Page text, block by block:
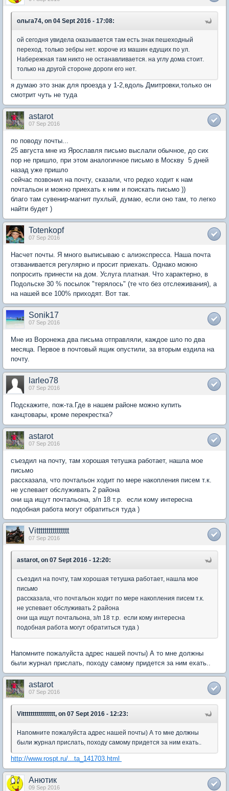
ольга74, on 04 Sept 2016 - 17:08:
ой сегодня увидела оказывается там есть знак пешеходный
переход. только зебры нет. короче из машин едущих по ул.
Набережная там никто не останавливается. на углу дома стоит.
только на другой стороне дороги его нет.
я думаю это знак для проезда у 1-2,вдоль Дмитровки,только он
смотрит чуть не туда
astarot
07 Sep 2016
по поводу почты...
25 августа мне из Ярославля письмо выслали обычное, до сих
пор не пришло, при этом аналогичное письмо в Москву 5 дней
назад уже пришло
сейчас позвонил на почту, сказали, что редко ходит к нам
почтальон и можно приехать к ним и поискать письмо ))
благо там сувенир-магнит пухлый, думаю, если оно там, то легко
найти будет )
Totenkopf
07 Sep 2016
Насчет почты. Я много выписываю с алиэкспресса. Наша почта
отзванивается регулярно и просит приехать. Однако можно
попросить принести на дом. Услуга платная. Что характерно, в
Подольске 30 % посылок "терялось" (те что без отслеживания), а
на нашей все 100% приходят. Вот так.
Sonik17
07 Sep 2016
Мне из Воронежа два письма отправляли, каждое шло по два
месяца. Первое в почтовый ящик опустили, за вторым ездила на
почту.
larleo78
07 Sep 2016
Подскажите, пож-та.Где в нашем районе можно купить
канцтовары, кроме перекрестка?
astarot
07 Sep 2016
съездил на почту, там хорошая тетушка работает, нашла мое
письмо
рассказала, что почтальон ходит по мере накопления писем т.к.
не успевает обслуживать 2 района
они ща ищут почтальона, з/п 18 т.р. если кому интересна
подобная работа могут обратиться туда )
Vitttttttttttttttt
07 Sep 2016
astarot, on 07 Sept 2016 - 12:20:
съездил на почту, там хорошая тетушка работает, нашла мое
письмо
рассказала, что почтальон ходит по мере накопления писем т.к.
не успевает обслуживать 2 района
они ща ищут почтальона, з/п 18 т.р. если кому интересна
подобная работа могут обратиться туда )
Напомните пожалуйста адрес нашей почты) А то мне должны
были журнал прислать, походу самому придется за ним ехать..
astarot
07 Sep 2016
Vitttttttttttttttt, on 07 Sept 2016 - 12:23:
Напомните пожалуйста адрес нашей почты) А то мне должны
были журнал прислать, походу самому придется за ним ехать..
http://www.rospt.ru/...ta_141703.html
Анютик
09 Sep 2016